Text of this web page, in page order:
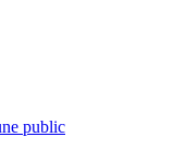
public